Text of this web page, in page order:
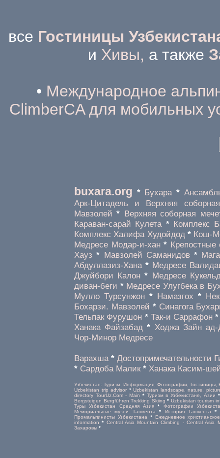
все Гостиницы
и Хивы, а также
• Международное
ClimberCA для мобильных
buxara.org * Бухара *
Арк-Цитадель и Верхняя
Мавзолей * Верхняя соборная
Караван-сарай Кулета * Комплекс
Комплекс Халифа Худойдод * Кош-
Медресе Модар-и-хан *
Хауз * Мавзолей Саманидов *
Абдуллазиз-Хана * Медресе
Джуйбори Калон * Медресе
диван-беги * Медресе Улугбека в
Мулло Турсунжон * Намазгох *
Бохарзи. Мавзолей * Синагога
Тельпак Фурушон * Так-и Саррафон
Ханака Файзабад * Ходжа Зайн ад-
Чор-Минор Медресе
Варахша * Достопримечательности
* Сардоба Малик * Ханака Касим-
Узбекистан: Туризм, Информация, Фотографии, Гостиницы,
Uzbekistan trip advisor *Uzbekistan landscape, nature,
directory TourUz.Com - Main * Туризм в Узбекистане, Азии
Bergsteigen Bergführen Trekking Skiing * Uzbekistan tourism
Туры Узбекистан Средняя Азия * Фотографии
Мемориальные музеи Ташкента * История Ташкента *
Промальпинисты Узбекистана *
Ежедневное
information * Central Asia Mountain Climbing - Central Asia
Захаровы *